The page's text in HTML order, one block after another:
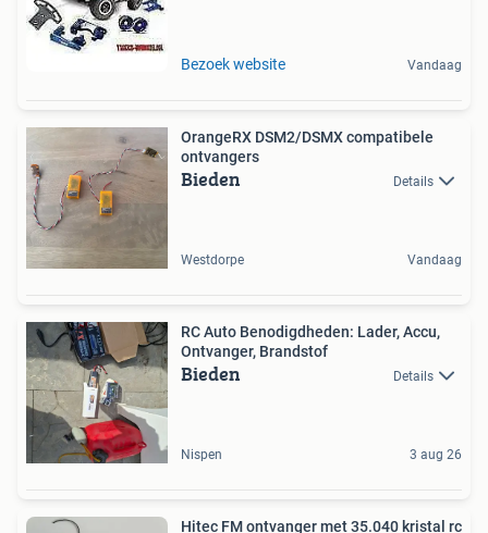
Bezoek website Vandaag
OrangeRX DSM2/DSMX compatibele
ontvangers
Bieden Details
Westdorpe Vandaag
RC Auto Benodigdheden: Lader, Accu,
Ontvanger, Brandstof
Bieden Details
Nispen 3 aug 26
Hitec FM ontvanger met 35.040 kristal rc